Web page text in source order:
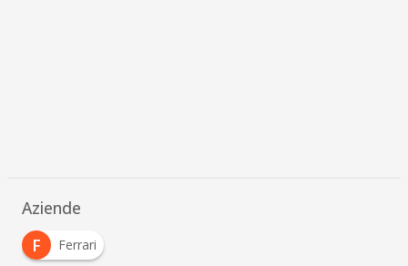
Aziende
F
Ferrari